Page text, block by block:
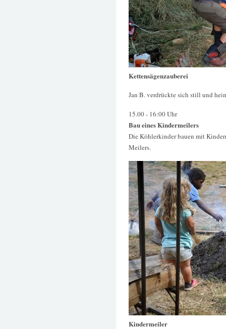
Kettensägenzauberei
Jan B. verdrückte sich still und
15.00 - 16:00 Uhr
Bau eines Kindermeilers
Die Köhlerkinder bauen mit
Meilers.
Kindermeiler